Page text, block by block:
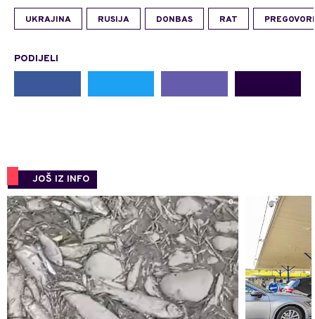
UKRAJINA RUSIJA DONBAS RAT PREGOVORI
PODIJELI
JOŠ IZ INFO
0